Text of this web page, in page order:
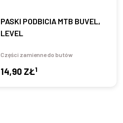
PASKI PODBICIA MTB BUVEL,
LEVEL
Części zamienne do butów
14,90 ZŁ1